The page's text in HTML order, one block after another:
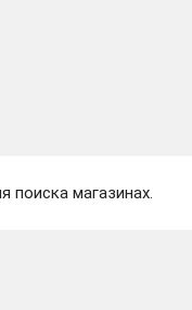
поиска магазинах.